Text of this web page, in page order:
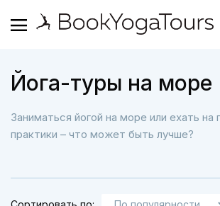
Йога-туры на море
Заниматься йогой на море или ехать на
практики – что может быть лучше?